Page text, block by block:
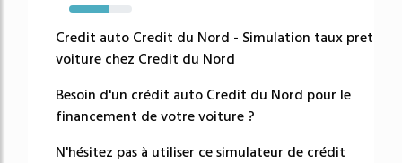
63%
Credit auto Credit du Nord - Simulation taux pret
voiture chez Credit du Nord
Besoin d'un crédit auto Credit du Nord pour le
financement de votre voiture ?
N'hésitez pas à utiliser ce simulateur de crédit